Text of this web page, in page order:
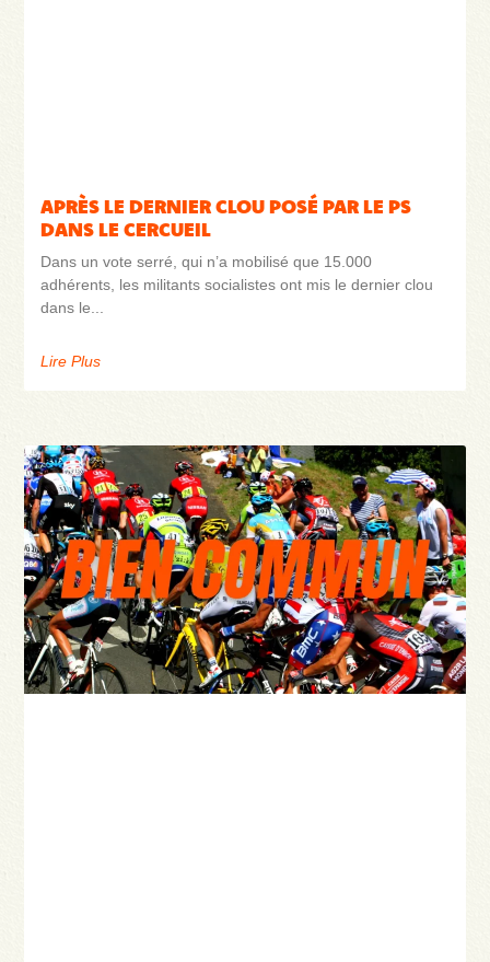
APRÈS LE DERNIER CLOU POSÉ PAR LE PS
DANS LE CERCUEIL
Dans un vote serré, qui n’a mobilisé que 15.000
adhérents, les militants socialistes ont mis le dernier clou
dans le
Lire Plus